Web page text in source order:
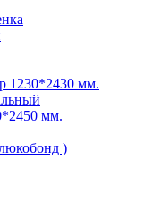
1230*2430 мм.
мм.
)